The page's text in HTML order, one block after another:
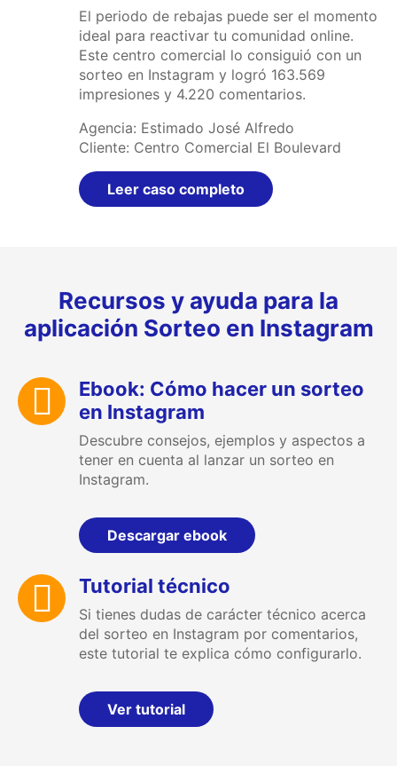
El periodo de rebajas puede ser el momento
ideal para reactivar tu comunidad online.
Este centro comercial lo consiguió con un
sorteo en Instagram y logró 163.569
impresiones y 4.220 comentarios.
Agencia: Estimado José Alfredo
Cliente: Centro Comercial El Boulevard
Leer caso completo
Recursos y ayuda para la
aplicación Sorteo en Instagram
Ebook: Cómo hacer un sorteo
en Instagram
Descubre consejos, ejemplos y aspectos a
tener en cuenta al lanzar un sorteo en
Instagram.
Descargar ebook
Tutorial técnico
Si tienes dudas de carácter técnico acerca
del sorteo en Instagram por comentarios,
este tutorial te explica cómo configurarlo.
Ver tutorial